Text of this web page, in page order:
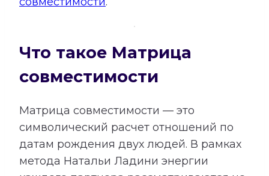
Что такое Матрица
совместимости
Матрица совместимости — это
символический расчет отношений по
датам рождения двух людей. В рамках
метода Натальи Ладини энергии